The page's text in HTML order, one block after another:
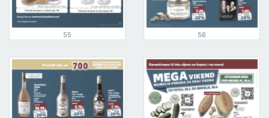
55 56